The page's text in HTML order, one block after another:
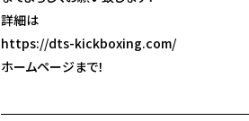
詳細は
https://dts-kickboxing.com/
ホームページまで！